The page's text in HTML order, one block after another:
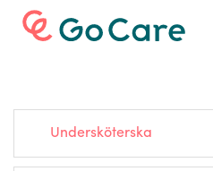
För arbetsgivare
Undersköterska